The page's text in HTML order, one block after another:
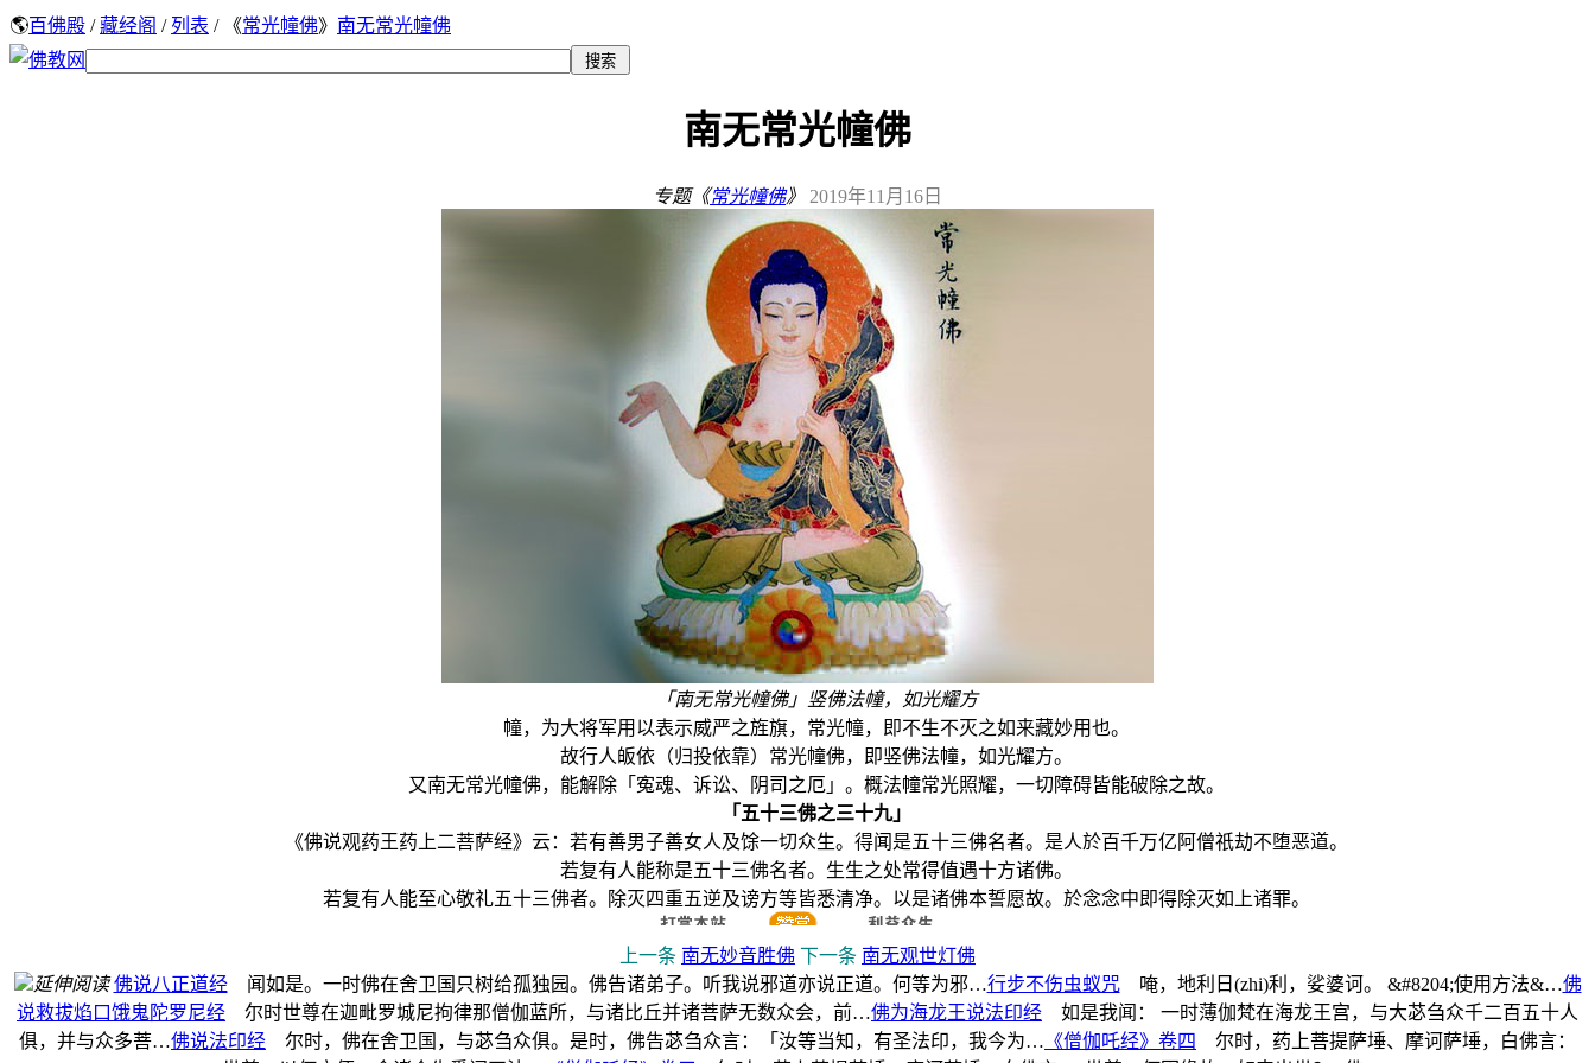
🌎百佛殿 /藏经阁 / 列表 / 《常光幢佛》 南无常光幢佛
南无常光幢佛
专题《常光幢佛》 2019年11月16日
「南无常光幢佛」竖佛法幢，如光耀方
幢，为大将军用以表示威严之旌旗，常光幢，即不生不灭之如来藏妙用也。
故行人皈依（归投依靠）常光幢佛，即竖佛法幢，如光耀方。
又南无常光幢佛，能解除「寃魂、诉讼、阴司之厄」。概法幢常光照耀，一切障碍皆能破除之故。
「五十三佛之三十九」
《佛说观药王药上二菩萨经》云：若有善男子善女人及馀一切众生。得闻是五十三佛名者。是人於百千万亿阿僧祇劫不堕恶道。
若复有人能称是五十三佛名者。生生之处常得值遇十方诸佛。
若复有人能至心敬礼五十三佛者。除灭四重五逆及谤方等皆悉清净。以是诸佛本誓愿故。於念念中即得除灭如上诸罪。
上一条 南无妙音胜佛 下一条 南无观世灯佛
延伸阅读 佛说八正道经闻如是。一时佛在舍卫国只树给孤独园。佛告诸弟子。听我说邪道亦说正道。何等为邪…行步不伤虫蚁咒唵，地利日(zhi)利，娑婆诃。 &#8204;使用方法&…佛
说救拔焰口饿鬼陀罗尼经 尔时世尊在迦毗罗城尼拘律那僧伽蓝所，与诸比丘并诸菩萨无数众会，前…佛为海龙王说法印经 如是我闻： 一时薄伽梵在海龙王宫，与大苾刍众千二百五十人
俱，并与众多菩…佛说法印经 尔时，佛在舍卫国，与苾刍众俱。是时，佛告苾刍众言：「汝等当知，有圣法印，我今为… 《僧伽吒经》卷四
尔时，药上菩提萨埵、摩诃萨埵，白佛言：